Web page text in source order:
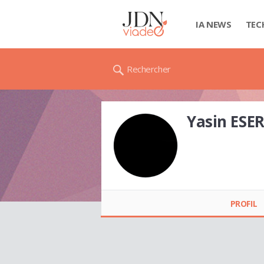
IA NEWS
Rechercher
Yasin ESER
PROFIL